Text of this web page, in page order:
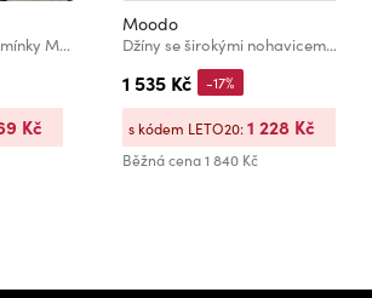
Grafitové džíny s kamínky Moodo
Kč
Moodo
Džíny se širokými nohavicemi šedé Moodo
1 535 Kč
Běžná cena1 840 Kč
-17%
s kódem LETO20:1 228 Kč